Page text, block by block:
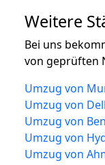
Weitere
Bei uns
von geprüften
Umzug von
Umzug von
Umzug von
Umzug von
Umzug von